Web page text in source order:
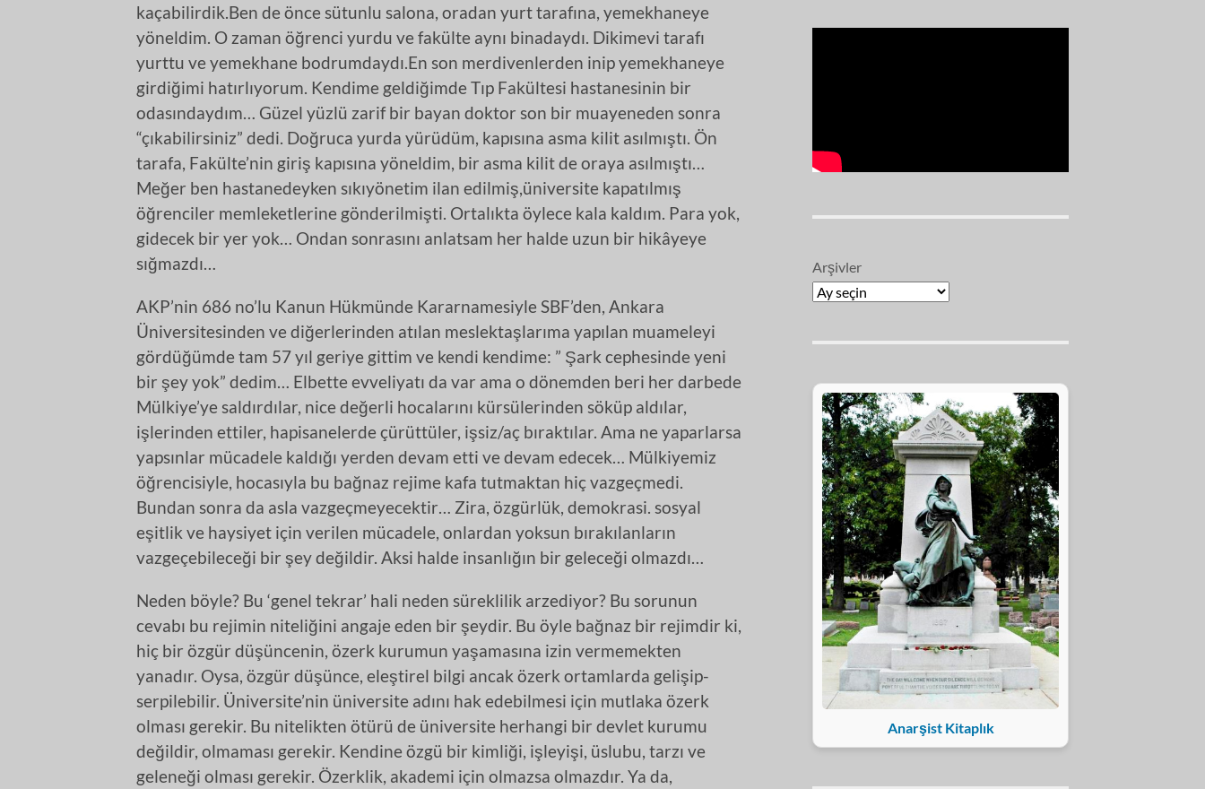
kaçabilirdik.Ben de önce sütunlu salona, oradan yurt tarafına, yemekhaneye
yöneldim. O zaman öğrenci yurdu ve fakülte aynı binadaydı. Dikimevi tarafı
yurttu ve yemekhane bodrumdaydı.En son merdivenlerden inip yemekhaneye
girdiğimi hatırlıyorum. Kendime geldiğimde Tıp Fakültesi hastanesinin bir
odasındaydım… Güzel yüzlü zarif bir bayan doktor son bir muayeneden sonra
“çıkabilirsiniz” dedi. Doğruca yurda yürüdüm, kapısına asma kilit asılmıştı. Ön
tarafa, Fakülte’nin giriş kapısına yöneldim, bir asma kilit de oraya asılmıştı…
Meğer ben hastanedeyken sıkıyönetim ilan edilmiş,üniversite kapatılmış
öğrenciler memleketlerine gönderilmişti. Ortalıkta öylece kala kaldım. Para yok,
gidecek bir yer yok… Ondan sonrasını anlatsam her halde uzun bir hikâyeye
sığmazdı…
AKP’nin 686 no’lu Kanun Hükmünde Kararnamesiyle SBF’den, Ankara
Üniversitesinden ve diğerlerinden atılan meslektaşlarıma yapılan muameleyi
gördüğümde tam 57 yıl geriye gittim ve kendi kendime: ” Şark cephesinde yeni
bir şey yok” dedim… Elbette evveliyatı da var ama o dönemden beri her darbede
Mülkiye’ye saldırdılar, nice değerli hocalarını kürsülerinden söküp aldılar,
işlerinden ettiler, hapisanelerde çürüttüler, işsiz/aç bıraktılar. Ama ne yaparlarsa
yapsınlar mücadele kaldığı yerden devam etti ve devam edecek… Mülkiyemiz
öğrencisiyle, hocasıyla bu bağnaz rejime kafa tutmaktan hiç vazgeçmedi.
Bundan sonra da asla vazgeçmeyecektir… Zira, özgürlük, demokrasi. sosyal
eşitlik ve haysiyet için verilen mücadele, onlardan yoksun bırakılanların
vazgeçebileceği bir şey değildir. Aksi halde insanlığın bir geleceği olmazdı…
Neden böyle? Bu ‘genel tekrar’ hali neden süreklilik arzediyor? Bu sorunun
cevabı bu rejimin niteliğini angaje eden bir şeydir. Bu öyle bağnaz bir rejimdir ki,
hiç bir özgür düşüncenin, özerk kurumun yaşamasına izin vermemekten
yanadır. Oysa, özgür düşünce, eleştirel bilgi ancak özerk ortamlarda gelişip-
serpilebilir. Üniversite’nin üniversite adını hak edebilmesi için mutlaka özerk
olması gerekir. Bu nitelikten ötürü de üniversite herhangi bir devlet kurumu
değildir, olmaması gerekir. Kendine özgü bir kimliği, işleyişi, üslubu, tarzı ve
geleneği olması gerekir. Özerklik, akademi için olmazsa olmazdır. Ya da,
Arşivler
Anarşist Kitaplık